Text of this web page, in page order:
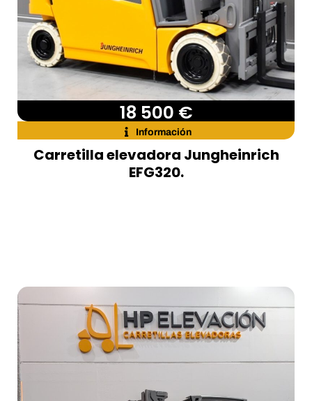
18 500 €
Información
Carretilla elevadora Jungheinrich
EFG320.